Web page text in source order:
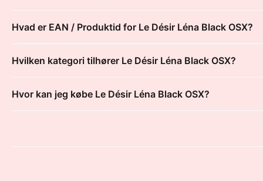
Hvad er EAN / Produktid for Le Désir Léna Black OSX?
Hvilken kategori tilhører Le Désir Léna Black OSX?
Hvor kan jeg købe Le Désir Léna Black OSX?